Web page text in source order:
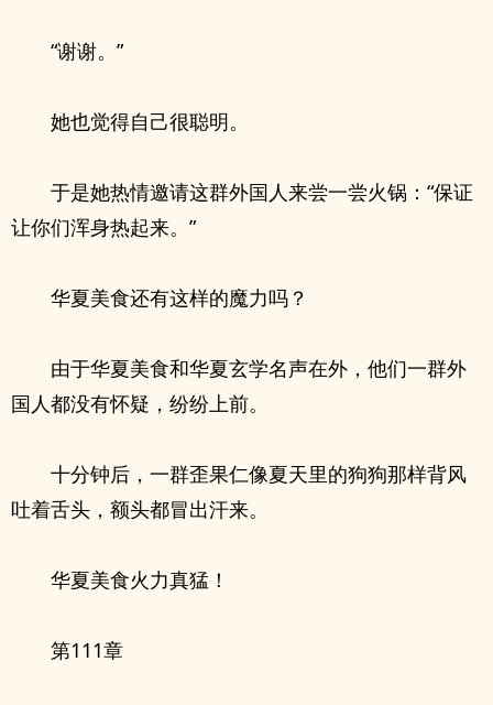
“谢谢。”
她也觉得自己很聪明。
于是她热情邀请这群外国人来尝一尝火锅：“保证
让你们浑身热起来。”
华夏美食还有这样的魔力吗？
由于华夏美食和华夏玄学名声在外，他们一群外
国人都没有怀疑，纷纷上前。
十分钟后，一群歪果仁像夏天里的狗狗那样背风
吐着舌头，额头都冒出汗来。
华夏美食火力真猛！
第111章